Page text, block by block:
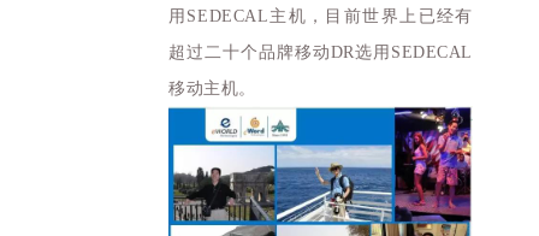
用SEDECAL主机，目前世界上已经有
超过二十个品牌移动DR选用SEDECAL
移动主机。